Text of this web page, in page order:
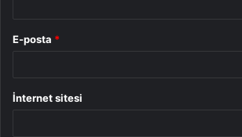
E-posta *
İnternet sitesi